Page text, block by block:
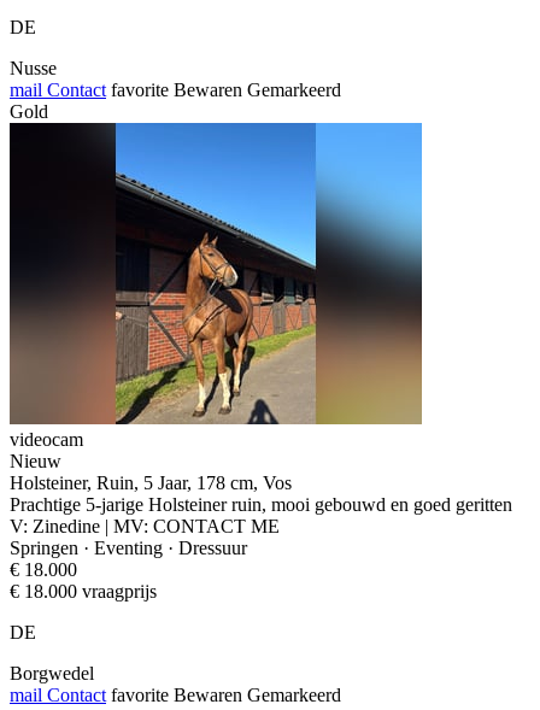
DE
Nusse
mail Contact favorite Bewaren Gemarkeerd
Gold
videocam
Nieuw
Holsteiner, Ruin, 5 Jaar, 178 cm, Vos
Prachtige 5-jarige Holsteiner ruin, mooi gebouwd en goed geritten
V: Zinedine | MV: CONTACT ME
Springen · Eventing · Dressuur
€ 18.000
€ 18.000 vraagprijs
DE
Borgwedel
mail Contact favorite Bewaren Gemarkeerd